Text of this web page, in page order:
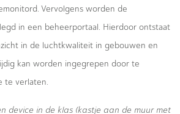
Vervolgens worden de
in een beheerportaal. Hierdoor ontstaat
in de luchtkwaliteit in gebouwen en
kan worden ingegrepen door te
te verlaten.
device in de klas (kastje aan de muur met